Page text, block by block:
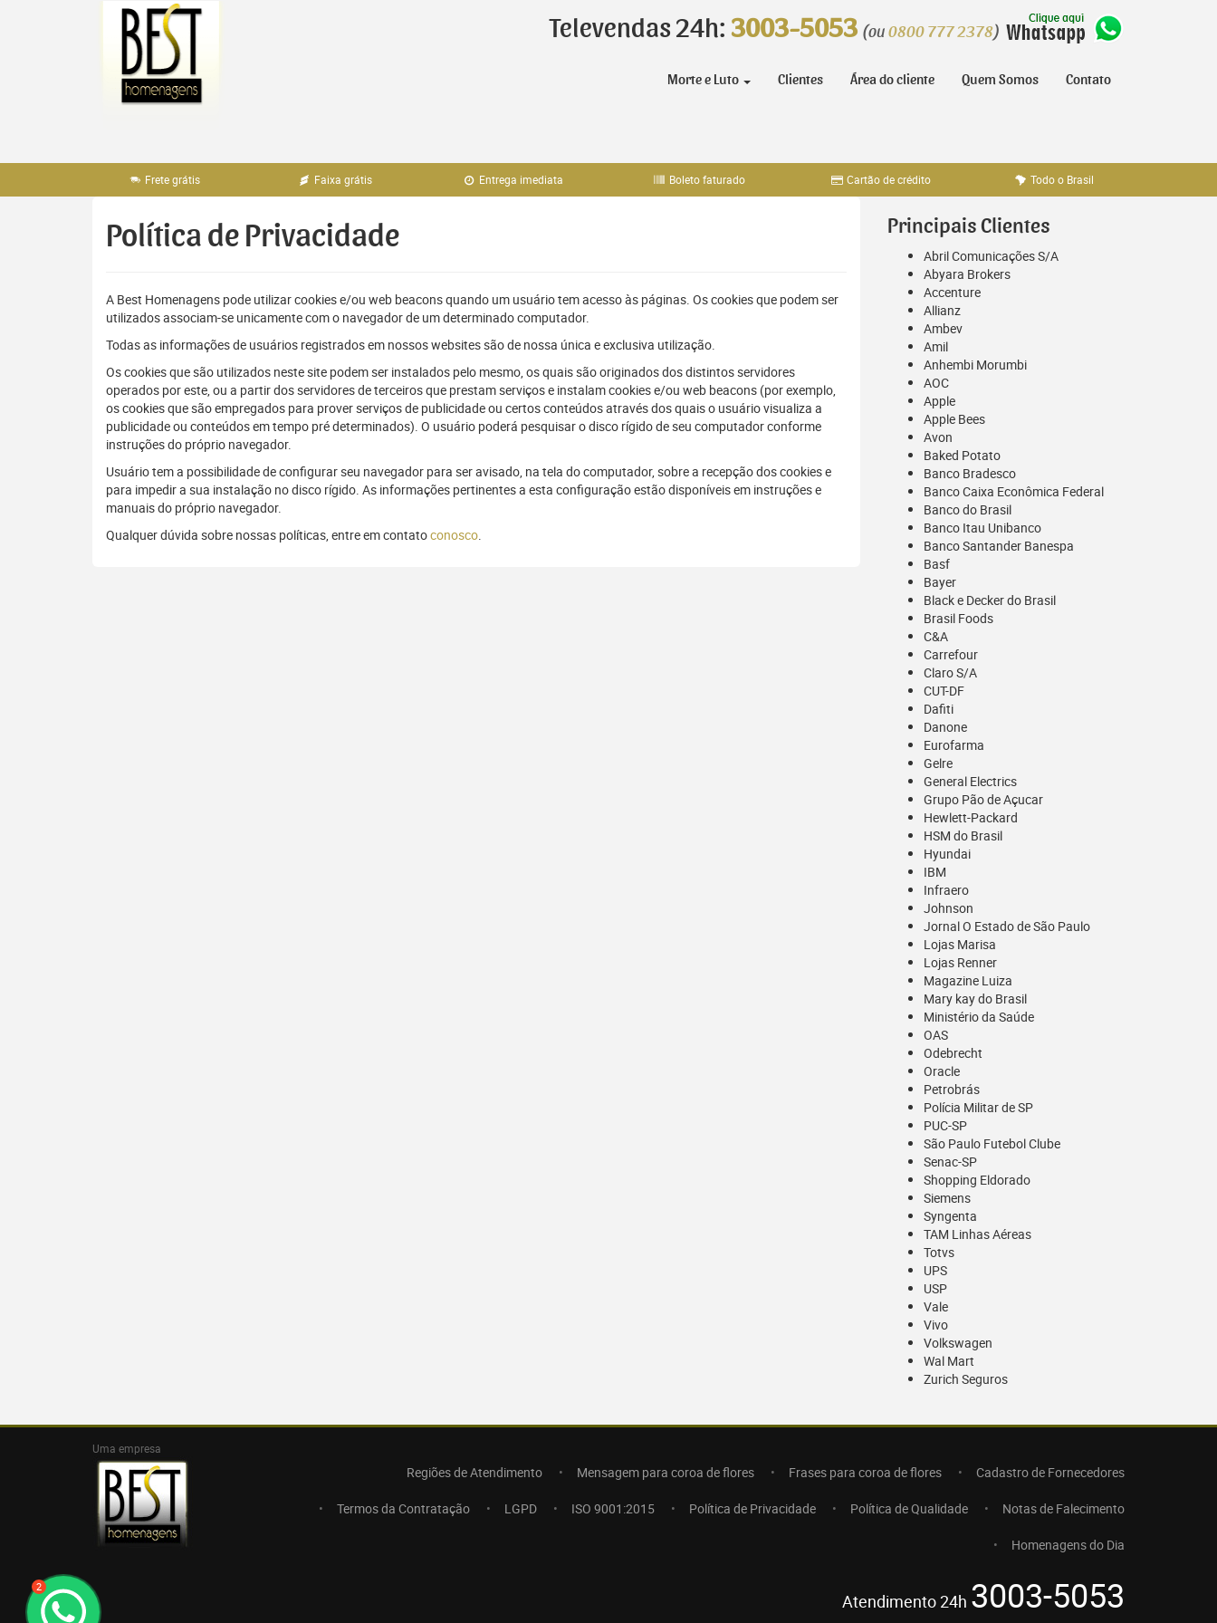
Televendas 24h: 3003-5053 (ou 0800 777 2378)
Morte e Luto Clientes Área do cliente Quem Somos Contato
2
Frete grátis Faixa grátis Entrega imediata Boleto faturado Cartão de crédito Todo o Brasil
Política de Privacidade
A Best Homenagens pode utilizar cookies e/ou web beacons quando um usuário tem acesso às páginas. Os cookies que podem ser
utilizados associam-se unicamente com o navegador de um determinado computador.
Todas as informações de usuários registrados em nossos websites são de nossa única e exclusiva utilização.
Os cookies que são utilizados neste site podem ser instalados pelo mesmo, os quais são originados dos distintos servidores
operados por este, ou a partir dos servidores de terceiros que prestam serviços e instalam cookies e/ou web beacons (por exemplo,
os cookies que são empregados para prover serviços de publicidade ou certos conteúdos através dos quais o usuário visualiza a
publicidade ou conteúdos em tempo pré determinados). O usuário poderá pesquisar o disco rígido de seu computador conforme
instruções do próprio navegador.
Usuário tem a possibilidade de configurar seu navegador para ser avisado, na tela do computador, sobre a recepção dos cookies e
para impedir a sua instalação no disco rígido. As informações pertinentes a esta configuração estão disponíveis em instruções e
manuais do próprio navegador.
Qualquer dúvida sobre nossas políticas, entre em contatoconosco.
Principais Clientes
Abril Comunicações S/A
Abyara Brokers
Accenture
Allianz
Ambev
Amil
Anhembi Morumbi
AOC
Apple
Apple Bees
Avon
Baked Potato
Banco Bradesco
Banco Caixa Econômica Federal
Banco do Brasil
Banco Itau Unibanco
Banco Santander Banespa
Basf
Bayer
Black e Decker do Brasil
Brasil Foods
C&A
Carrefour
Claro S/A
CUT-DF
Dafiti
Danone
Eurofarma
Gelre
General Electrics
Grupo Pão de Açucar
Hewlett-Packard
HSM do Brasil
Hyundai
IBM
Infraero
Johnson
Jornal O Estado de São Paulo
Lojas Marisa
Lojas Renner
Magazine Luiza
Mary kay do Brasil
Ministério da Saúde
OAS
Odebrecht
Oracle
Petrobrás
Polícia Militar de SP
PUC-SP
São Paulo Futebol Clube
Senac-SP
Shopping Eldorado
Siemens
Syngenta
TAM Linhas Aéreas
Totvs
UPS
USP
Vale
Vivo
Volkswagen
Wal Mart
Zurich Seguros
Uma empresa
Regiões de Atendimento Mensagem para coroa de flores Frases para coroa de flores Cadastro de Fornecedores
Termos da Contratação LGPD ISO 9001:2015 Política de Privacidade Política de Qualidade Notas de Falecimento
Homenagens do Dia
Atendimento 24h 3003-5053